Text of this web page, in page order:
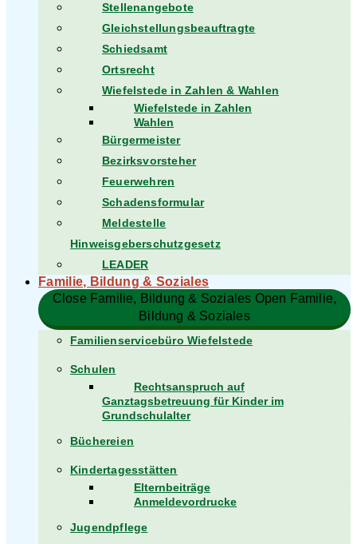
Stellenangebote
Gleichstellungsbeauftragte
Schiedsamt
Ortsrecht
Wiefelstede in Zahlen & Wahlen
Wiefelstede in Zahlen
Wahlen
Bürgermeister
Bezirksvorsteher
Feuerwehren
Schadensformular
Meldestelle
Hinweisgeberschutzgesetz
LEADER
Familie, Bildung & Soziales
Close Familie, Bildung & Soziales Open Familie,
Bildung & Soziales
Familienservicebüro Wiefelstede
Schulen
Rechtsanspruch auf
Ganztagsbetreuung für Kinder im
Grundschulalter
Büchereien
Kindertagesstätten
Elternbeiträge
Anmeldevordrucke
Jugendpflege